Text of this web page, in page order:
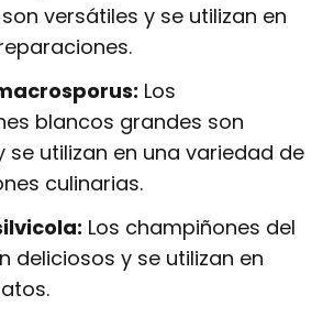
versátiles y se utilizan en
Los
blancos grandes son
se utilizan en una variedad de
culinarias.
Los champiñones del
deliciosos y se utilizan en